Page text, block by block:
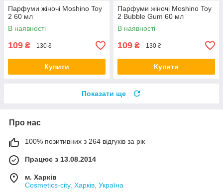
Парфуми жіночі Moshino Toy
2 60 мл
В наявності
109 ₴ 130 ₴
Купити
Парфуми жіночі Moshino Toy
2 Bubble Gum 60 мл
В наявності
109 ₴ 130 ₴
Купити
Показати ще
Про нас
100% позитивних з 264 відгуків за рік
Працює з 13.08.2014
м. Харків
Cosmetics-city, Харків, Україна